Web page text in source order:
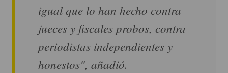
igual que lo han hecho contra
jueces y fiscales probos, contra
periodistas independientes y
honestos", añadió.